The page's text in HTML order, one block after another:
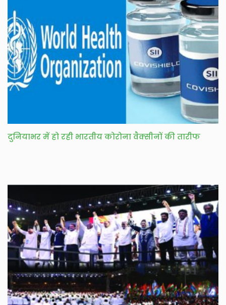
दुनियाभर में हो रही भारतीय कोरोना वैक्सीनों की तारीफ